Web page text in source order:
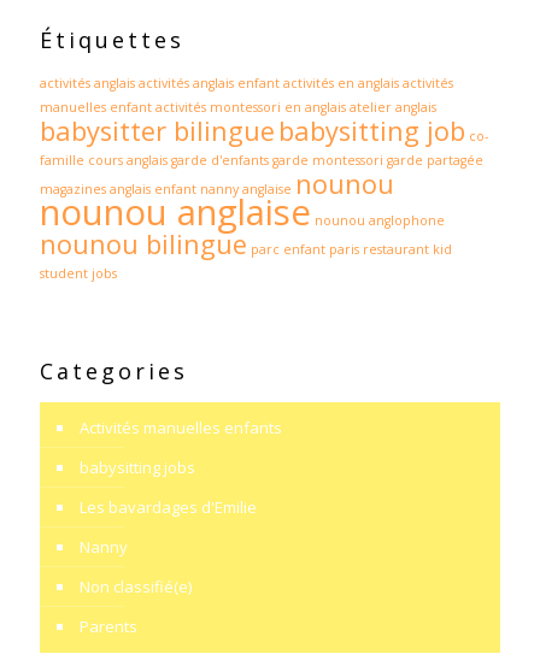
Étiquettes
activités anglais activités anglais enfant activités en anglais activités
manuelles enfant activités montessori en anglais atelier anglais
babysitter bilingue babysitting job co-
famille cours anglais garde d'enfants garde montessori garde partagée
magazines anglais enfant nanny anglaise nounou
nounou anglaise nounou anglophone
nounou bilingue parc enfant paris restaurant kid
student jobs
Categories
Activités manuelles enfants
babysitting jobs
Les bavardages d'Emilie
Nanny
Non classifié(e)
Parents